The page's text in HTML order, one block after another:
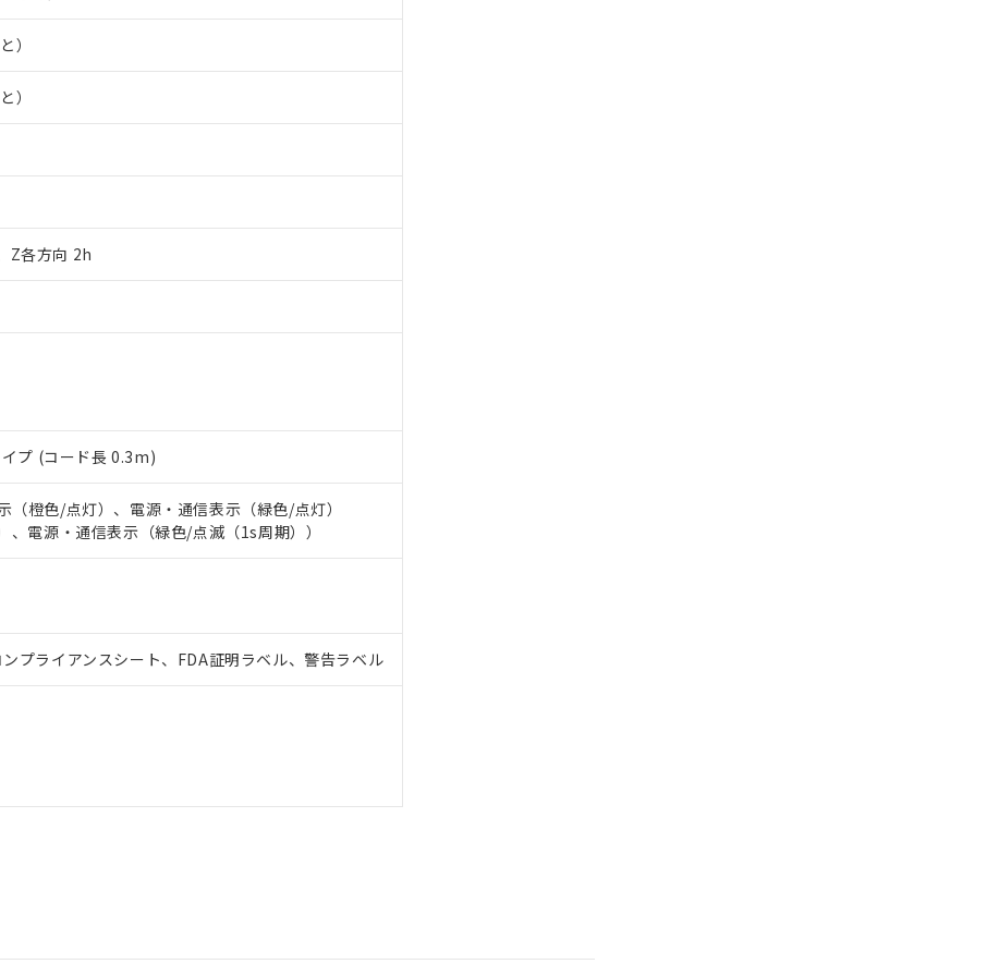
）
）
Z各方向 2h
プ (コード長 0.3m)
橙色/点灯）、電源・通信表示（緑色/点灯）
電源・通信表示（緑色/点滅（1s周期））
プライアンスシート、FDA証明ラベル、警告ラベル
用者とは、
します。
をダウンロードすることができます。
書（当社基準）
時点で非含有を証明するもので、過去に遡って非含有を証明するものではありません。
フタル酸エステル類４物質の対応では、対応完了までの期間は出荷製品に未対応品が
考欄に対応日を記載しておりました。
への在庫切替を完了していることから、特段のことがない限り、2022年1月12日よ
合意する キャンセル